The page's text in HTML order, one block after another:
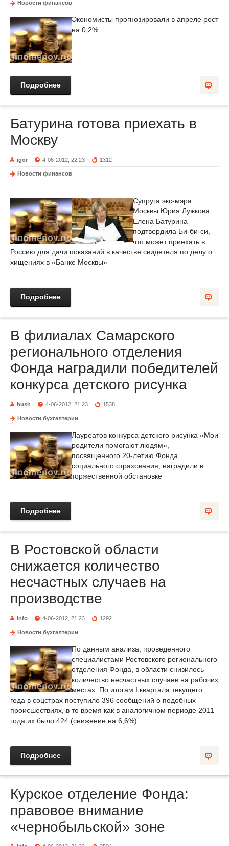
Новости финансов
Экономисты прогнозировали в апреле рост
на 0,2%
Подробнее
Батурина готова приехать в
Москву
igor 4-06-2012, 22:23 1312
Новости финансов
Супруга экс-мэра
Москвы Юрия Лужкова
Елена Батурина
подтвердила Би-би-си,
что может приехать в
Россию для дачи показаний в качестве свидетеля по делу о
хищениях в «Банке Москвы»
Подробнее
В филиалах Самарского
регионального отделения
Фонда наградили победителей
конкурса детского рисунка
bush 4-06-2012, 21:23 1538
Новости бухгалтерии
Лауреатов конкурса детского рисунка «Мои
родители помогают людям»,
посвященного 20-летию Фонда
социального страхования, наградили в
торжественной обстановке
Подробнее
В Ростовской области
снижается количество
несчастных случаев на
производстве
info 4-06-2012, 21:23 1292
Новости бухгалтерии
По данным анализа, проведенного
специалистами Ростовского регионального
отделения Фонда, в области снизилось
количество несчастных случаев на рабочих
местах. По итогам I квартала текущего
года в соцстрах поступило 396 сообщений о подобных
происшествиях, в то время как в аналогичном периоде 2011
года их было 424 (снижение на 6,6%)
Подробнее
Курское отделение Фонда:
правовое внимание
«чернобыльской» зоне